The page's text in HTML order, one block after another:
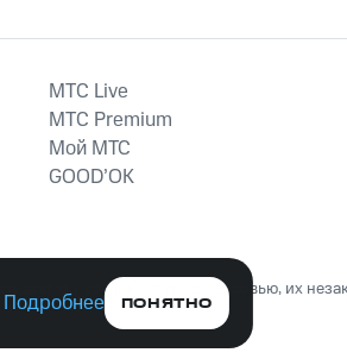
MTС Live
MTС Premium
Мой МТС
GOOD’OK
причиняет вред здоровью, их
Подробнее ПОНЯТНО